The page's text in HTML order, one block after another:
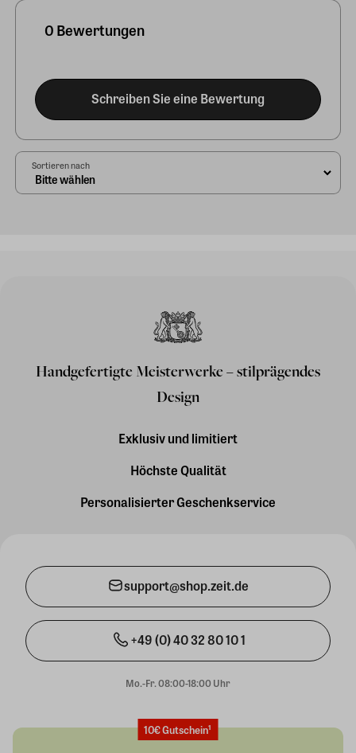
0 Bewertungen
Schreiben Sie eine Bewertung
Sortieren nach
Handgefertigte Meisterwerke – stilprägendes
Design
Exklusiv und limitiert
Höchste Qualität
Personalisierter Geschenkservice
support@shop.zeit.de
+49 (0) 40 32 80 10 1
Mo.-Fr. 08:00-18:00 Uhr
10€ Gutschein¹